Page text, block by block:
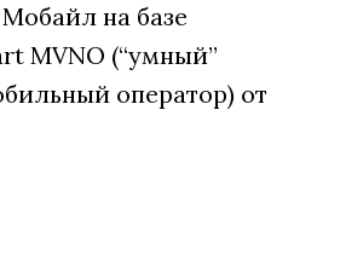
на базе
MVNO (“умный”
оператор) от